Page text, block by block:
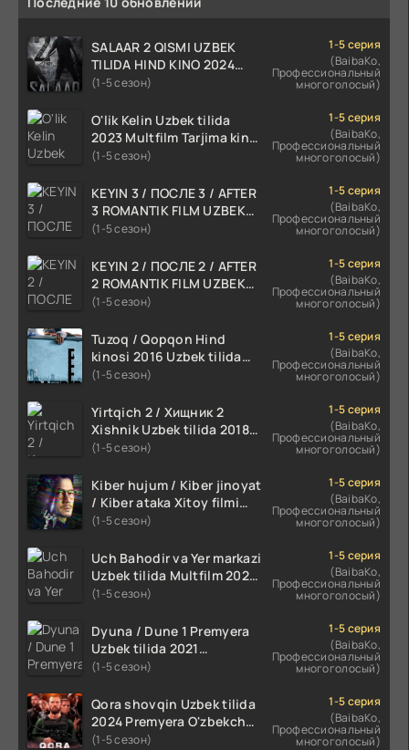
SALAAR 2 QISMI UZBEK
TILIDA HIND KINO 2024
TARJIMA 720p HD Skachat
(1-5 сезон)
1-5 серия
(BaibaKo,
Профессиональный
многоголосый)
O'lik Kelin Uzbek tilida
2023 Multfilm Tarjima kino
skachat
(1-5 сезон)
1-5 серия
(BaibaKo,
Профессиональный
многоголосый)
KEYIN 3 / ПОСЛЕ 3 / AFTER
3 ROMANTIK FILM UZBEK
TILIDA 2021 TARJIMA FILM
(1-5 сезон)
1-5 серия
(BaibaKo,
Профессиональный
многоголосый)
KEYIN 2 / ПОСЛЕ 2 / AFTER
2 ROMANTIK FILM UZBEK
TILIDA 2020 TARJIMA FILM
(1-5 сезон)
1-5 серия
(BaibaKo,
Профессиональный
многоголосый)
Tuzoq / Qopqon Hind
kinosi 2016 Uzbek tilida
tarjima film HD
(1-5 сезон)
1-5 серия
(BaibaKo,
Профессиональный
многоголосый)
Yirtqich 2 / Хищник 2
Xishnik Uzbek tilida 2018-
2024 O'zbekcha tarjima
(1-5 сезон)
1-5 серия
(BaibaKo,
Профессиональный
многоголосый)
Kiber hujum / Kiber jinoyat
/ Kiber ataka Xitoy filmi
Uzbek tilida O'zbekcha
HD skachat
(1-5 сезон)
1-5 серия
(BaibaKo,
Профессиональный
многоголосый)
Uch Bahodir va Yer markazi
Uzbek tilida Multfilm 2025
tarjima HD skachat
(1-5 сезон)
1-5 серия
(BaibaKo,
Профессиональный
многоголосый)
Dyuna / Dune 1 Premyera
Uzbek tilida 2021
O'zbekcha tarjima kino HD
(1-5 сезон)
1-5 серия
(BaibaKo,
Профессиональный
многоголосый)
Qora shovqin Uzbek tilida
2024 Premyera O'zbekcha
tarjima kino HD skachat
(1-5 сезон)
1-5 серия
(BaibaKo,
Профессиональный
многоголосый)